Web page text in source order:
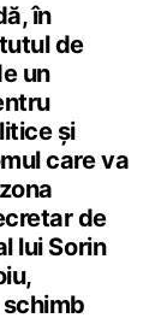
în
de
un
și
care va
de
lui Sorin